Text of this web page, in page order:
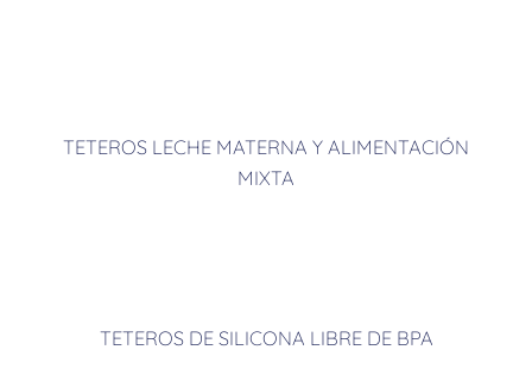
TETEROS LECHE MATERNA Y ALIMENTACIÓN
MIXTA
TETEROS DE SILICONA LIBRE DE BPA